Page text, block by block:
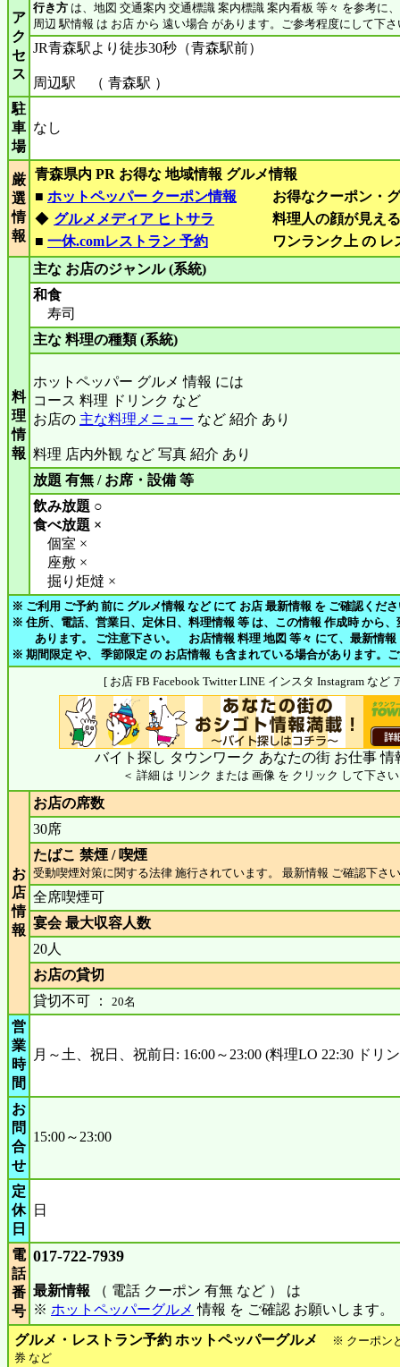
ア
ク
セ
ス
行き方 は、地図 交通案内 交通標識 案内標識 案内看板 等々 を参考に
周辺 駅情報 は お店 から 遠い場合 があります。ご参考程度にして下
JR青森駅より徒歩30秒（青森駅前）
周辺駅 （ 青森駅 ）
駐
車
場
なし
厳
選
情
報
青森県内 PR お得な 地域情報 グルメ情報
■ ホットペッパー クーポン情報
お得なクーポン・
◆ グルメメディア ヒトサラ
料理人の顔が見え
■ 一休.comレストラン 予約 ワンランク上 の レ
料
理
情
報
主な お店のジャンル (系統)
和食
寿司
主な 料理の種類 (系統)
ホットペッパー グルメ 情報 には
コース 料理 ドリンク など
お店の 主な料理メニュー など 紹介 あり
料理 店内外観 など 写真 紹介 あり
放題 有無 / お席・設備 等
飲み放題 ○
食べ放題 ×
個室 ×
座敷 ×
掘り炬燵 ×
※ ご利用 ご予約 前に グルメ情報 など にて お店 最新情報 を ご確認くだ
※ 住所、電話、営業日、定休日、料理情報 等 は、この情報 作成時 から
あります。 ご注意下さい。 お店情報 料理 地図 等々 にて、最新情報
※ 期間限定 や、 季節限定 の お店情報 も含まれている場合があります。
[ お店 FB Facebook Twitter LINE インスタ Instagram など
バイト探し タウンワーク あなたの街 お仕事 情
＜ 詳細 は リンク または 画像 を クリック して下さ
お
店
情
報
お店の席数
30席
たばこ 禁煙 / 喫煙
受動喫煙対策に関する法律 施行されています。 最新情報 ご確認下さ
全席喫煙可
宴会 最大収容人数
20人
お店の貸切
貸切不可 ： 20名
営
業
時
間
月～土、祝日、祝前日: 16:00～23:00 (料理LO 22:30 ドリ
お
問
合
せ
15:00～23:00
定
休
日
日
電
話
番
号
017-722-7939
最新情報 （ 電話 クーポン 有無 など ） は
※ ホットペッパーグルメ 情報 を ご確認 お願いします。
グルメ・レストラン予約 ホットペッパーグルメ
※ クーポン
券 など